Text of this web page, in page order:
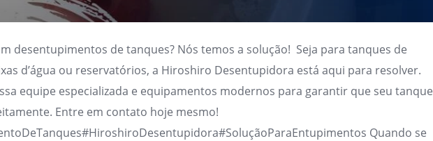
desentupimentos de tanques? Nós temos a solução! Seja para tanques de
d’água ou reservatórios, a Hiroshiro Desentupidora está aqui para resolver.
equipe especializada e equipamentos modernos para garantir que seu tanque
Entre em contato hoje mesmo!
Quando se